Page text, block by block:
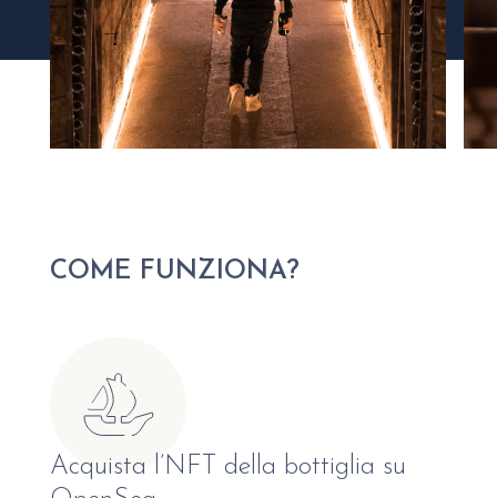
COME FUNZIONA?
Acquista l’NFT della bottiglia su